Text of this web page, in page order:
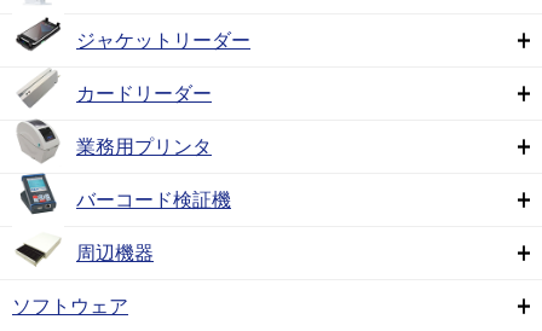
ジャケットリーダー
カードリーダー
業務用プリンタ
バーコード検証機
周辺機器
ソフトウェア